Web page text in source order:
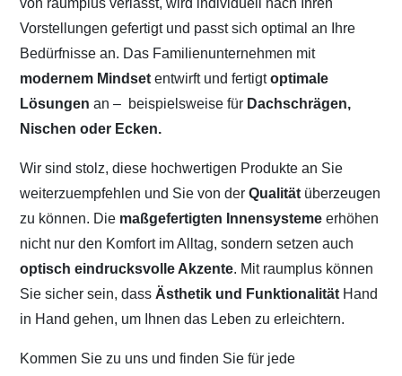
von raumplus verlässt, wird individuell nach Ihren
Vorstellungen gefertigt und passt sich optimal an Ihre
Bedürfnisse an. Das Familienunternehmen mit
modernem Mindset entwirft und fertigtoptimale
Lösungen an – beispielsweise für Dachschrägen,
Nischen oder Ecken.
Wir sind stolz, diese hochwertigen Produkte an Sie
weiterzuempfehlen und Sie von derQualität überzeugen
zu können. Die maßgefertigten Innensystemeerhöhen
nicht nur den Komfort im Alltag, sondern setzen auch
optisch eindrucksvolle Akzente. Mit raumplus können
Sie sicher sein, dass Ästhetik und Funktionalität Hand
in Hand gehen, um Ihnen das Leben zu erleichtern.
Kommen Sie zu uns und finden Sie für jede